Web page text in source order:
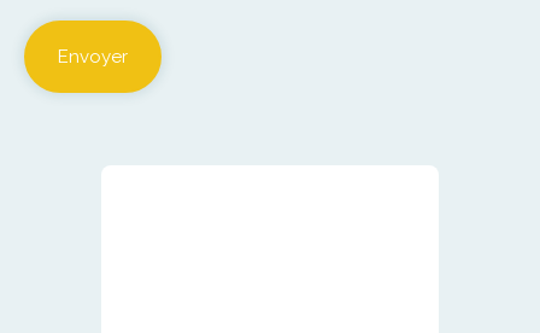
Envoyer